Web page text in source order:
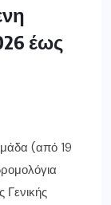
έως
(από 19